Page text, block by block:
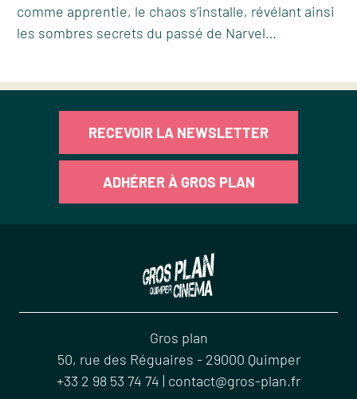
comme apprentie, le chaos s’installe, révélant ainsi
les sombres secrets du passé de Narvel…
RECEVOIR LA NEWSLETTER
ADHÉRER À GROS PLAN
Gros plan
50, rue des Réguaires - 29000 Quimper
+33 2 98 53 74 74 | contact@gros-plan.fr